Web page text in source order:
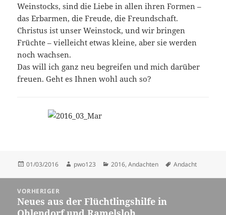
Weinstocks, sind die Liebe in allen ihren Formen –
das Erbarmen, die Freude, die Freundschaft.
Christus ist unser Weinstock, und wir bringen
Früchte – vielleicht etwas kleine, aber sie werden
noch wachsen.
Das will ich ganz neu begreifen und mich darüber
freuen. Geht es Ihnen wohl auch so?
Veröffentlicht
01/03/2016 Autor
pwo123 Kategorien
2016,Andachten Schlagwörter
Andacht
VORHERIGER
Vorheriger
Neues aus der Flüchtlingshilfe in